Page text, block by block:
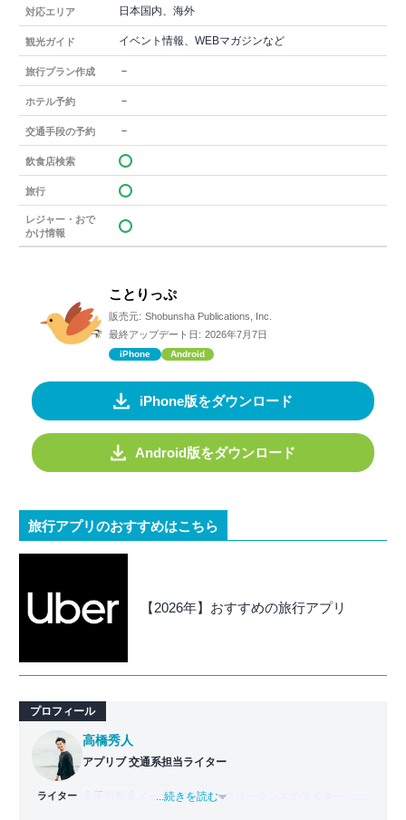
対応エリア 日本国内、海外
観光ガイド イベント情報、WEBマガジンなど
旅行プラン作成 －
ホテル予約 －
交通手段の予約 －
飲食店検索
旅行
レジャー・おで
かけ情報
ことりっぷ
販売元: Shobunsha Publications, Inc.
最終アップデート日: 2026年7月7日
iPhone Android
iPhone版をダウンロード
Android版をダウンロード
旅行アプリのおすすめはこちら
【2026年】おすすめの旅行アプリ
プロフィール
ライター
高橋秀人
アプリブ 交通系担当ライター
大手自動車メーカーを経て、フリーランスでライター・編
...続きを読む